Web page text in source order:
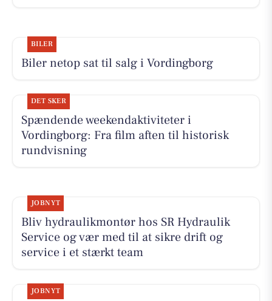
BILER
Biler netop sat til salg i Vordingborg
DET SKER
Spændende weekendaktiviteter i
Vordingborg: Fra film aften til historisk
rundvisning
JOBNYT
Bliv hydraulikmontør hos SR Hydraulik
Service og vær med til at sikre drift og
service i et stærkt team
JOBNYT